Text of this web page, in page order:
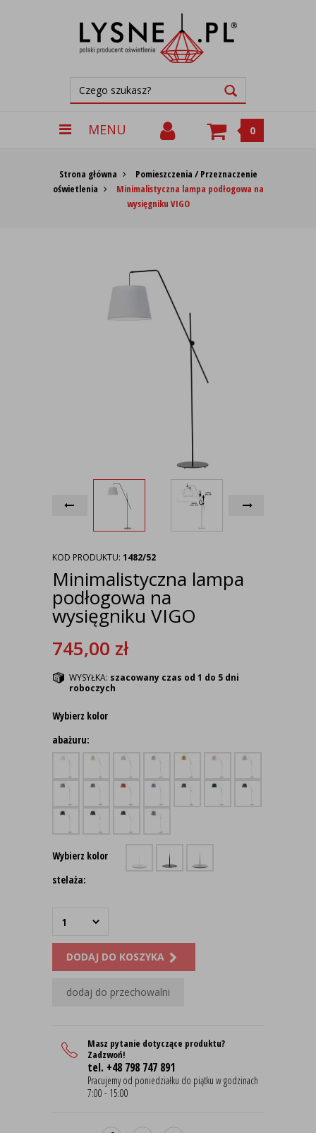
MENU 0
Strona główna
Pomieszczenia / Przeznaczenie
oświetlenia
Minimalistyczna lampa podłogowa na
wysięgniku VIGO
KOD PRODUKTU: 1482/52
Minimalistyczna lampa
podłogowa na
wysięgniku VIGO
745,00 zł
WYSYŁKA: szacowany czas od 1 do 5 dni
roboczych
Wybierz kolor
abażuru:
Wybierz kolor
stelaża:
DODAJ DO KOSZYKA
dodaj do przechowalni
Masz pytanie dotyczące produktu?
Zadzwoń!
tel. +48 798 747 891
Pracujemy od poniedziałku do piątku w godzinach
7:00 - 15:00